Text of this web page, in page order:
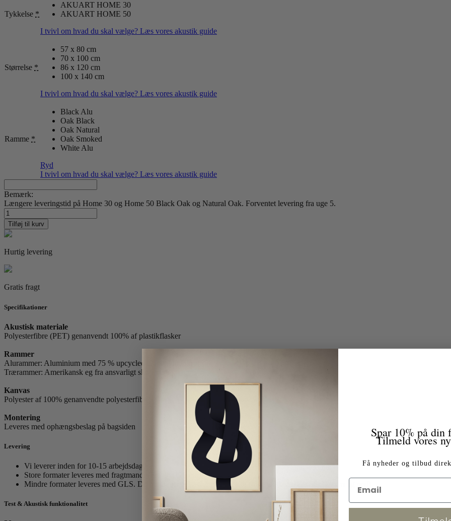
Tykkelse *
AKUART HOME 30
AKUART HOME 50
I tvivl om hvad du skal vælge? Læs vores akustik guide
Størrelse *
57 x 80 cm
70 x 100 cm
86 x 120 cm
100 x 140 cm
I tvivl om hvad du skal vælge? Læs vores akustik guide
Ramme *
Black Alu
Oak Black
Oak Natural
Oak Smoked
White Alu
Ryd
I tvivl om hvad du skal vælge? Læs vores akustik guide
Bemærk:
Længere leveringstid på Home 30 og Home 50 Black Oak og Natural Oak. Forventet levering fra uge 5.
Field
by
Jonna
Valtner
antal
Tilføj til kurv
Hurtig levering
Gratis fragt
Specifikationer
Akustisk materiale
Polyesterfibre (PET) genanvendt 100% af plastikflasker
Rammer
Alurammer: Aluminium med 75 % upcycled aluminiumsskrot
Trærammer: Amerikansk eg fra ansvarligt skovbrug.
Kanvas
Polyester af 100% genanvendte polyesterfibre.
Montering
Leveres med ophængsbeslag på bagsiden
Levering
Vi leverer inden for 10-15 arbejdsdage.
Store formater leveres med fragtmand. (Fra 86x120 cm)
Mindre formater leveres med GLS. Du modtager et tracking nr og kan følge pakken. (Fra 86x120 cm og ned)
Test & Akustisk funktionalitet
Spar 10% på din
Tilmeld vores
Få nyheder og tilbud